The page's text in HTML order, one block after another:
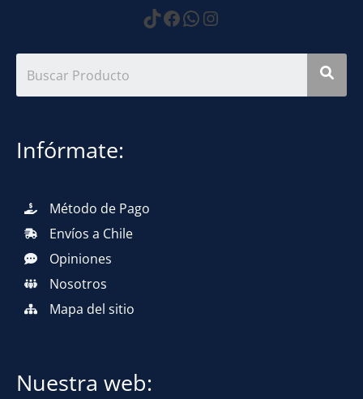
https://
Facebook
WhatsApp
Instagram
Infórmate:
Método de Pago
Envíos a Chile
Opiniones
Nosotros
Mapa del sitio
Nuestra web: